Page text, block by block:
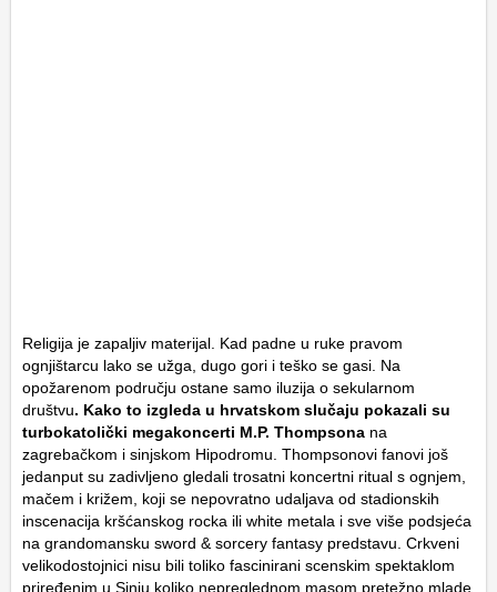
Religija je zapaljiv materijal. Kad padne u ruke pravom
ognjištarcu lako se užga, dugo gori i teško se gasi. Na
opožarenom području ostane samo iluzija o sekularnom
društvu. Kako to izgleda u hrvatskom slučaju pokazali su
turbokatolički megakoncerti M.P. Thompsona na
zagrebačkom i sinjskom Hipodromu. Thompsonovi fanovi još
jedanput su zadivljeno gledali trosatni koncertni ritual s ognjem,
mačem i križem, koji se nepovratno udaljava od stadionskih
inscenacija kršćanskog rocka ili white metala i sve više podsjeća
na grandomansku sword & sorcery fantasy predstavu. Crkveni
velikodostojnici nisu bili toliko fascinirani scenskim spektaklom
priređenim u Sinju koliko nepreglednom masom pretežno mlade